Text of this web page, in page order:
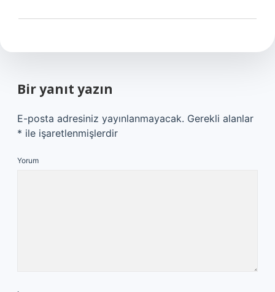
Bir yanıt yazın
E-posta adresiniz yayınlanmayacak. Gerekli alanlar
* ile işaretlenmişlerdir
Yorum